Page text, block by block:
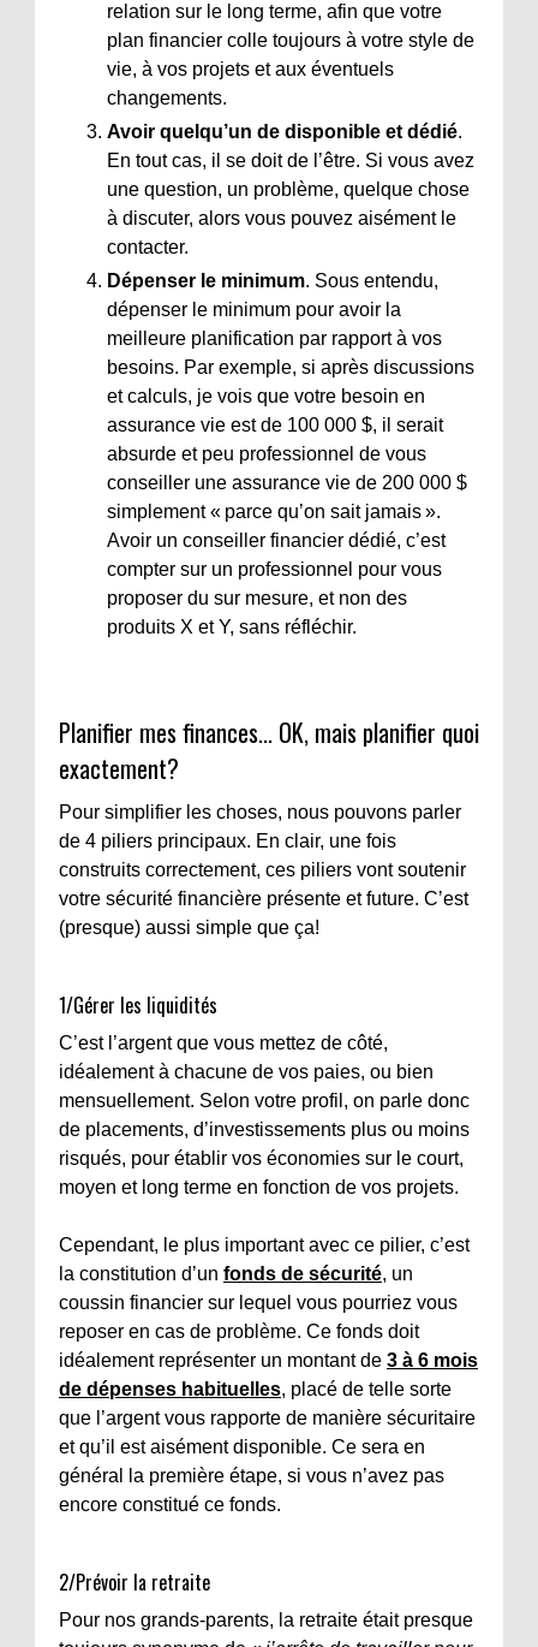
relation sur le long terme, afin que votre
plan financier colle toujours à votre style de
vie, à vos projets et aux éventuels
changements.
Avoir quelqu’un de disponible et dédié.
En tout cas, il se doit de l’être. Si vous avez
une question, un problème, quelque chose
à discuter, alors vous pouvez aisément le
contacter.
Dépenser le minimum. Sous entendu,
dépenser le minimum pour avoir la
meilleure planification par rapport à vos
besoins. Par exemple, si après discussions
et calculs, je vois que votre besoin en
assurance vie est de 100 000 $, il serait
absurde et peu professionnel de vous
conseiller une assurance vie de 200 000 $
simplement « parce qu’on sait jamais ».
Avoir un conseiller financier dédié, c’est
compter sur un professionnel pour vous
proposer du sur mesure, et non des
produits X et Y, sans réfléchir.
Planifier mes finances... OK, mais planifier quoi
exactement?
Pour simplifier les choses, nous pouvons parler
de 4 piliers principaux. En clair, une fois
construits correctement, ces piliers vont soutenir
votre sécurité financière présente et future. C’est
(presque) aussi simple que ça!
1/Gérer les liquidités
C’est l’argent que vous mettez de côté,
idéalement à chacune de vos paies, ou bien
mensuellement. Selon votre profil, on parle donc
de placements, d’investissements plus ou moins
risqués, pour établir vos économies sur le court,
moyen et long terme en fonction de vos projets.
Cependant, le plus important avec ce pilier, c’est
la constitution d’un fonds de sécurité, un
coussin financier sur lequel vous pourriez vous
reposer en cas de problème. Ce fonds doit
idéalement représenter un montant de 3 à 6 mois
de dépenses habituelles, placé de telle sorte
que l’argent vous rapporte de manière sécuritaire
et qu’il est aisément disponible. Ce sera en
général la première étape, si vous n’avez pas
encore constitué ce fonds.
2/Prévoir la retraite
Pour nos grands-parents, la retraite était presque